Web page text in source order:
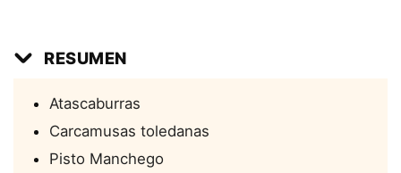
RESUMEN
Atascaburras
Carcamusas toledanas
Pisto Manchego